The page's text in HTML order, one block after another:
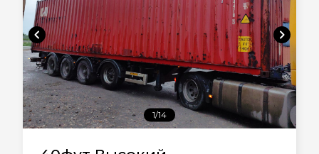
chevron_left chevron_right
1/14